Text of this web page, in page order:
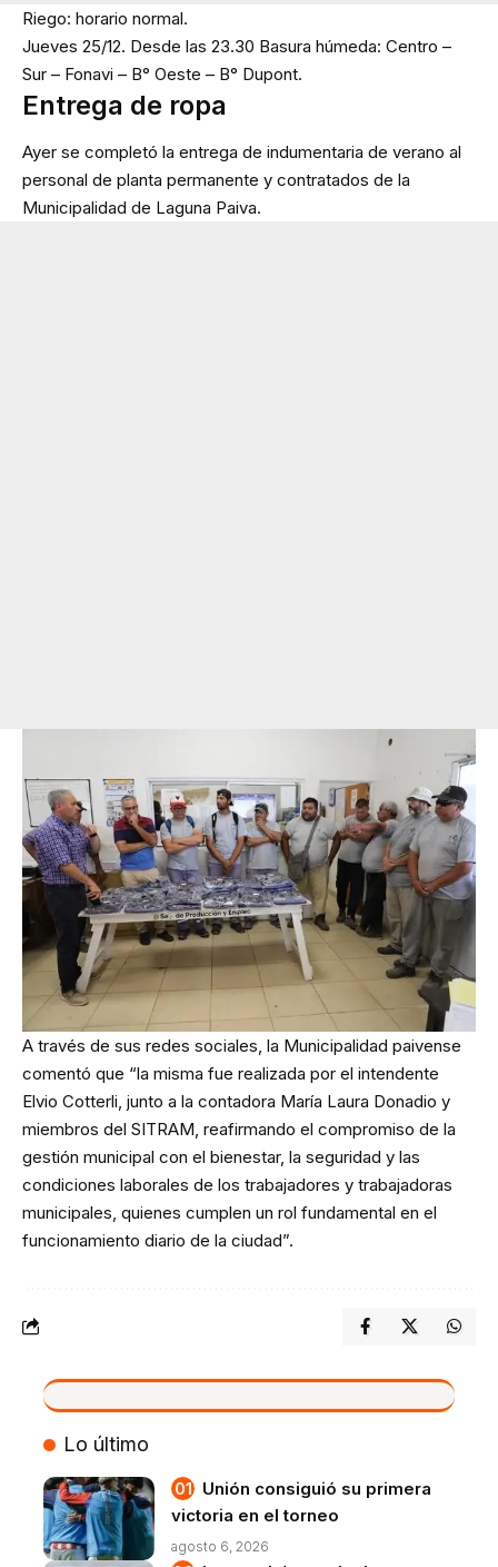
Riego: horario normal.
Jueves 25/12. Desde las 23.30 Basura húmeda: Centro –
Sur – Fonavi – B° Oeste – B° Dupont.
Entrega de ropa
Ayer se completó la entrega de indumentaria de verano al
personal de planta permanente y contratados de la
Municipalidad de Laguna Paiva.
A través de sus redes sociales, la Municipalidad paivense
comentó que “la misma fue realizada por el intendente
Elvio Cotterli, junto a la contadora María Laura Donadio y
miembros del SITRAM, reafirmando el compromiso de la
gestión municipal con el bienestar, la seguridad y las
condiciones laborales de los trabajadores y trabajadoras
municipales, quienes cumplen un rol fundamental en el
funcionamiento diario de la ciudad”.
VIVO
Lo último
Unión consiguió su primera
victoria en el torneo
agosto 6, 2026